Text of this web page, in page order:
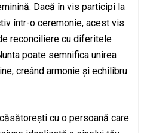
Dacă în vis participi la
într-o ceremonie, acest vis
reconciliere cu diferitele
poate semnifica unirea
creând armonie și echilibru
cu o persoană care